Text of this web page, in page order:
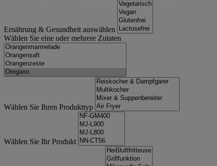
Ernährung & Gesundheit auswählen
Wählen Sie eine oder mehrere Zutaten
Wählen Sie Ihren Produkttyp
Wählen Sie Ihr Produkt